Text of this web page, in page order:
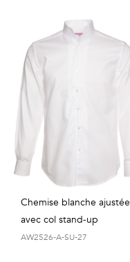
Chemise blanche ajustée
avec col stand-up
AW2526-A-SU-27